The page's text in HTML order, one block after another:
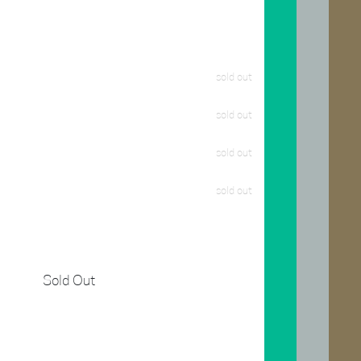
sold out
sold out
sold out
sold out
Sold Out